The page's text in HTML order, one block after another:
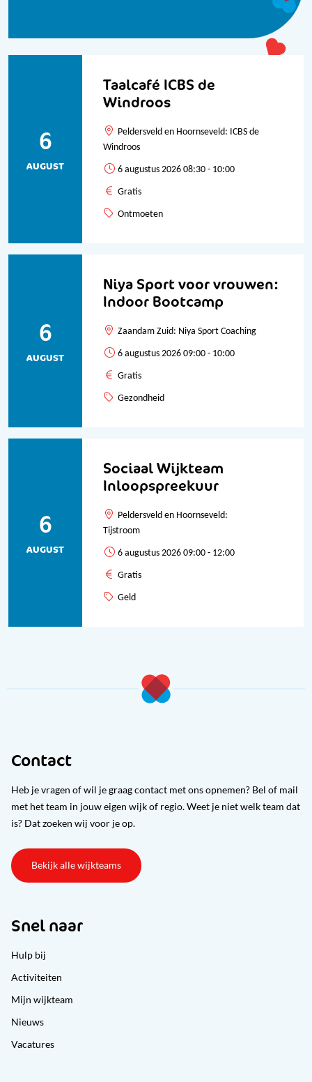
Taalcafé ICBS de
Windroos
6
AUGUST
Peldersveld en Hoornseveld: ICBS de
Windroos
6 augustus 2026 08:30 - 10:00
Gratis
Ontmoeten
Niya Sport voor vrouwen:
Indoor Bootcamp
6
AUGUST
Zaandam Zuid: Niya Sport Coaching
6 augustus 2026 09:00 - 10:00
Gratis
Gezondheid
Sociaal Wijkteam
Inloopspreekuur
6
AUGUST
Peldersveld en Hoornseveld:
Tijstroom
6 augustus 2026 09:00 - 12:00
Gratis
Geld
Contact
Heb je vragen of wil je graag contact met ons opnemen? Bel of mail
met het team in jouw eigen wijk of regio. Weet je niet welk team dat
is? Dat zoeken wij voor je op.
Bekijk alle wijkteams
Snel naar
Hulp bij
Activiteiten
Mijn wijkteam
Nieuws
Vacatures